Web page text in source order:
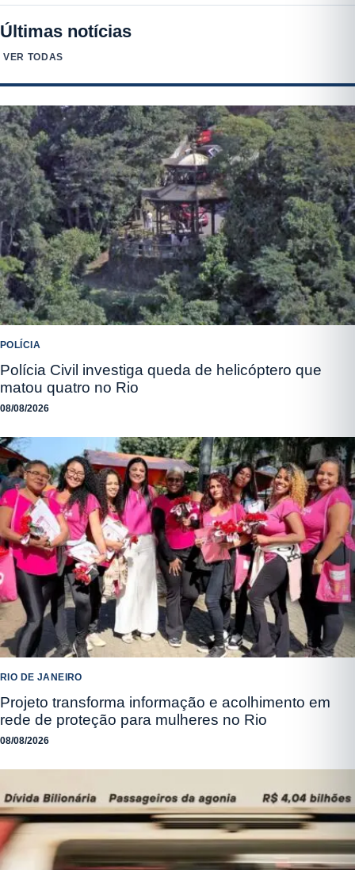
Últimas notícias
VER TODAS
POLÍCIA
Polícia Civil investiga queda de helicóptero que
matou quatro no Rio
08/08/2026
RIO DE JANEIRO
Projeto transforma informação e acolhimento em
rede de proteção para mulheres no Rio
08/08/2026